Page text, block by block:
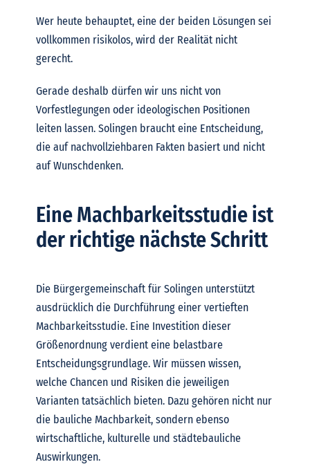
Wer heute behauptet, eine der beiden Lösungen sei
vollkommen risikolos, wird der Realität nicht
gerecht.
Gerade deshalb dürfen wir uns nicht von
Vorfestlegungen oder ideologischen Positionen
leiten lassen. Solingen braucht eine Entscheidung,
die auf nachvollziehbaren Fakten basiert und nicht
auf Wunschdenken.
Eine Machbarkeitsstudie ist
der richtige nächste Schritt
Die Bürgergemeinschaft für Solingen unterstützt
ausdrücklich die Durchführung einer vertieften
Machbarkeitsstudie. Eine Investition dieser
Größenordnung verdient eine belastbare
Entscheidungsgrundlage. Wir müssen wissen,
welche Chancen und Risiken die jeweiligen
Varianten tatsächlich bieten. Dazu gehören nicht nur
die bauliche Machbarkeit, sondern ebenso
wirtschaftliche, kulturelle und städtebauliche
Auswirkungen.